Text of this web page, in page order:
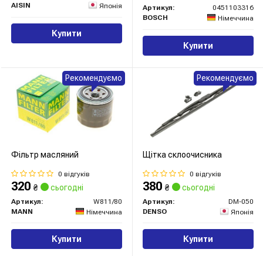
AISIN
Японія
Купити
Артикул:
0451103316
BOSCH
Німеччина
Купити
Фільтр масляний
0 відгуків
320 ₴ сьогодні
Артикул:
W811/80
MANN
Німеччина
Купити
Рекомендуємо
Щітка склоочисника
0 відгуків
380 ₴ сьогодні
Артикул:
DM-050
DENSO
Японія
Купити
Рекомендуємо